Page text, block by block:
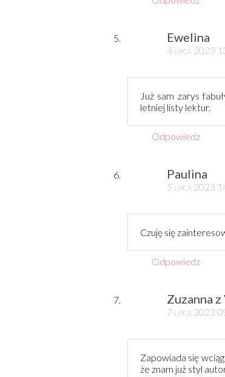
Ewelina
4 lipca 2023
Już sam zarys
letniej listy lektur.
Odpowiedz
Paulina
5 lipca 2023
Czuję się
Odpowiedz
Zuzanna
7 lipca 2023
Zapowiada się
że znam już styl